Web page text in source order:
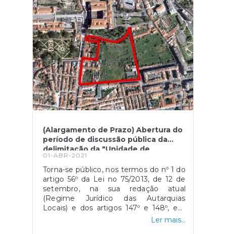
(Alargamento de Prazo) Abertura do
período de discussão pública da
delimitação da "Unidade de
Execução da Ajuda"
01-ABR-2021
Torna-se público, nos termos do nº 1 do
artigo 56º da Lei no 75/2013, de 12 de
setembro, na sua redação atual
(Regime Jurídico das Autarquias
Locais) e dos artigos 147º e 148º, em
articulação com o artigo 89o no 2, do
Ler mais...